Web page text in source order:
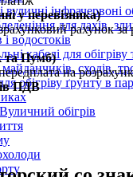
вуличні інфрачервоні
для дахів,
водостоків
кабелі для обігріву
сходів,
обігріву ґрунту в
обігрів
у перевізника)
рахунок за
та Пумб)
на
ПДВ